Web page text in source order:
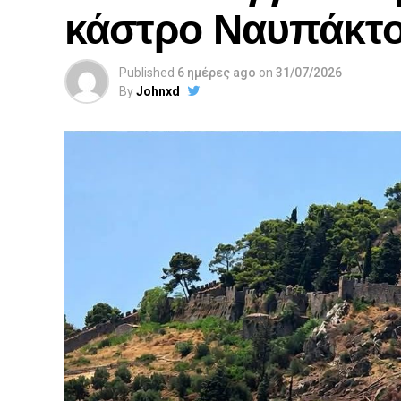
κάστρο
Published 6 ημέρες ago on 31/07/2026
ByJohnxd